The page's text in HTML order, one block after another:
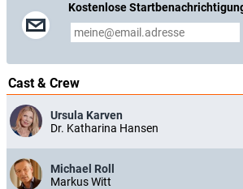
Kostenlose
Cast & Crew
Ursula Karven
Dr. Katharina Hansen
Michael Roll
Markus Witt